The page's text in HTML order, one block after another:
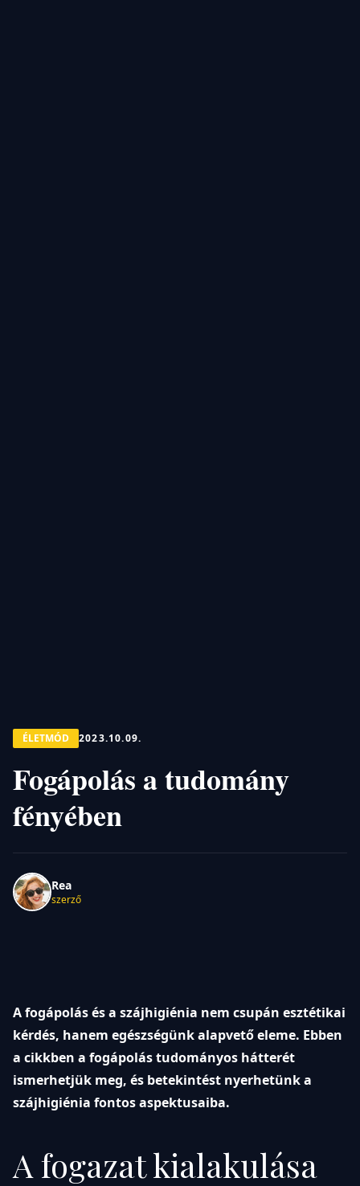
ÉLETMÓD 2023.10.09.
Fogápolás a tudomány
fényében
Rea
szerző
A fogápolás és a szájhigiénia nem csupán esztétikai
kérdés, hanem egészségünk alapvető eleme. Ebben
a cikkben a fogápolás tudományos hátterét
ismerhetjük meg, és betekintést nyerhetünk a
szájhigiénia fontos aspektusaiba.
A fogazat kialakulása